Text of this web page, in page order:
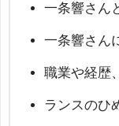
一条響さん
一条響さん
職業や経歴
ランスのひ